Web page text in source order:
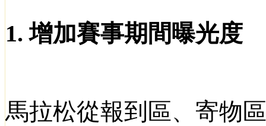
1.增加賽事期間曝光度
馬拉松從報到區、寄物